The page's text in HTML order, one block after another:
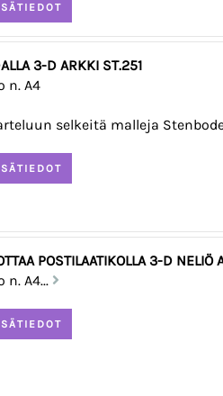
3-D ARKKI ST.251
n. A4
selkeitä malleja
POSTILAATIKOLLA 3-D NELIÖ
n. A4...